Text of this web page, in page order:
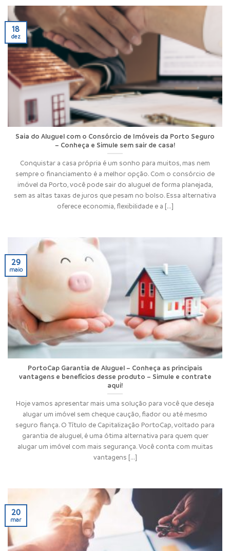
Saia do Aluguel com o Consórcio de Imóveis da Porto Seguro
– Conheça e Simule sem sair de casa!
Conquistar a casa própria é um sonho para muitos, mas nem
sempre o financiamento é a melhor opção. Com o consórcio de
imóvel da Porto, você pode sair do aluguel de forma planejada,
sem as altas taxas de juros que pesam no bolso. Essa alternativa
oferece economia, flexibilidade e a [...]
18
dez
PortoCap Garantia de Aluguel – Conheça as principais
vantagens e benefícios desse produto – Simule e contrate
aqui!
Hoje vamos apresentar mais uma solução para você que deseja
alugar um imóvel sem cheque caução, fiador ou até mesmo
seguro fiança. O Título de Capitalização PortoCap, voltado para
garantia de aluguel, é uma ótima alternativa para quem quer
alugar um imóvel com mais segurança. Você conta com muitas
vantagens [...]
29
maio
20
mar